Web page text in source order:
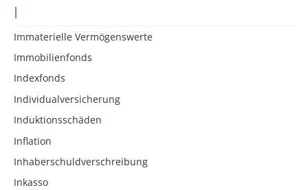
I
Immaterielle Vermögenswerte
Immobilienfonds
Indexfonds
Individualversicherung
Induktionsschäden
Inflation
Inhaberschuldverschreibung
Inkasso